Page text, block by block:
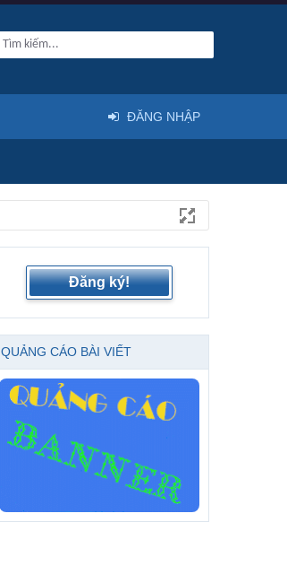
Đăng ký!
QUẢNG CÁO BÀI VIẾT
ĐĂNG NHẬP